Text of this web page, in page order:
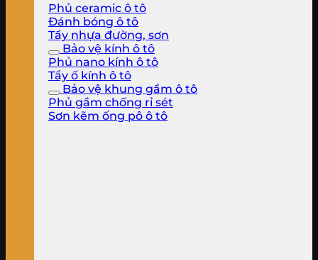
Phủ ceramic ô tô
Đánh bóng ô tô
Tẩy nhựa đường, sơn
Bảo vệ kính ô tô
Phủ nano kính ô tô
Tẩy ố kính ô tô
Bảo vệ khung gầm ô tô
Phủ gầm chống rỉ sét
Sơn kẽm ống pô ô tô